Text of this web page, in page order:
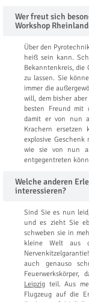
Wer freut sich
Workshop
Über den
heiß sein kann.
Bekanntenkreis, die
zu lassen. Sie
immer die
will, dem bisher
besten Freund mit
damit er von nun
Krachern
explosive
wie sie von nun
entgegentreten
Welche anderen
interessieren?
Sind Sie es nun
und es zieht Sie
schweben sie in
kleine Welt aus
auch genauso
Feuerwerkskörper,
Leipzig teil. Aus
Flugzeug auf die